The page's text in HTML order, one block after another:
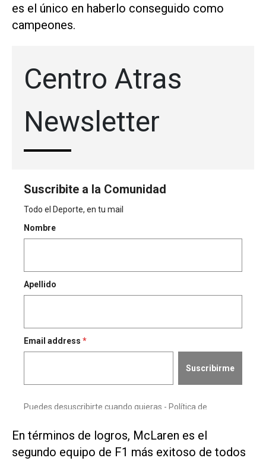
es el único en haberlo conseguido como
campeones.
En términos de logros, McLaren es el
segundo equipo de F1 más exitoso de todos